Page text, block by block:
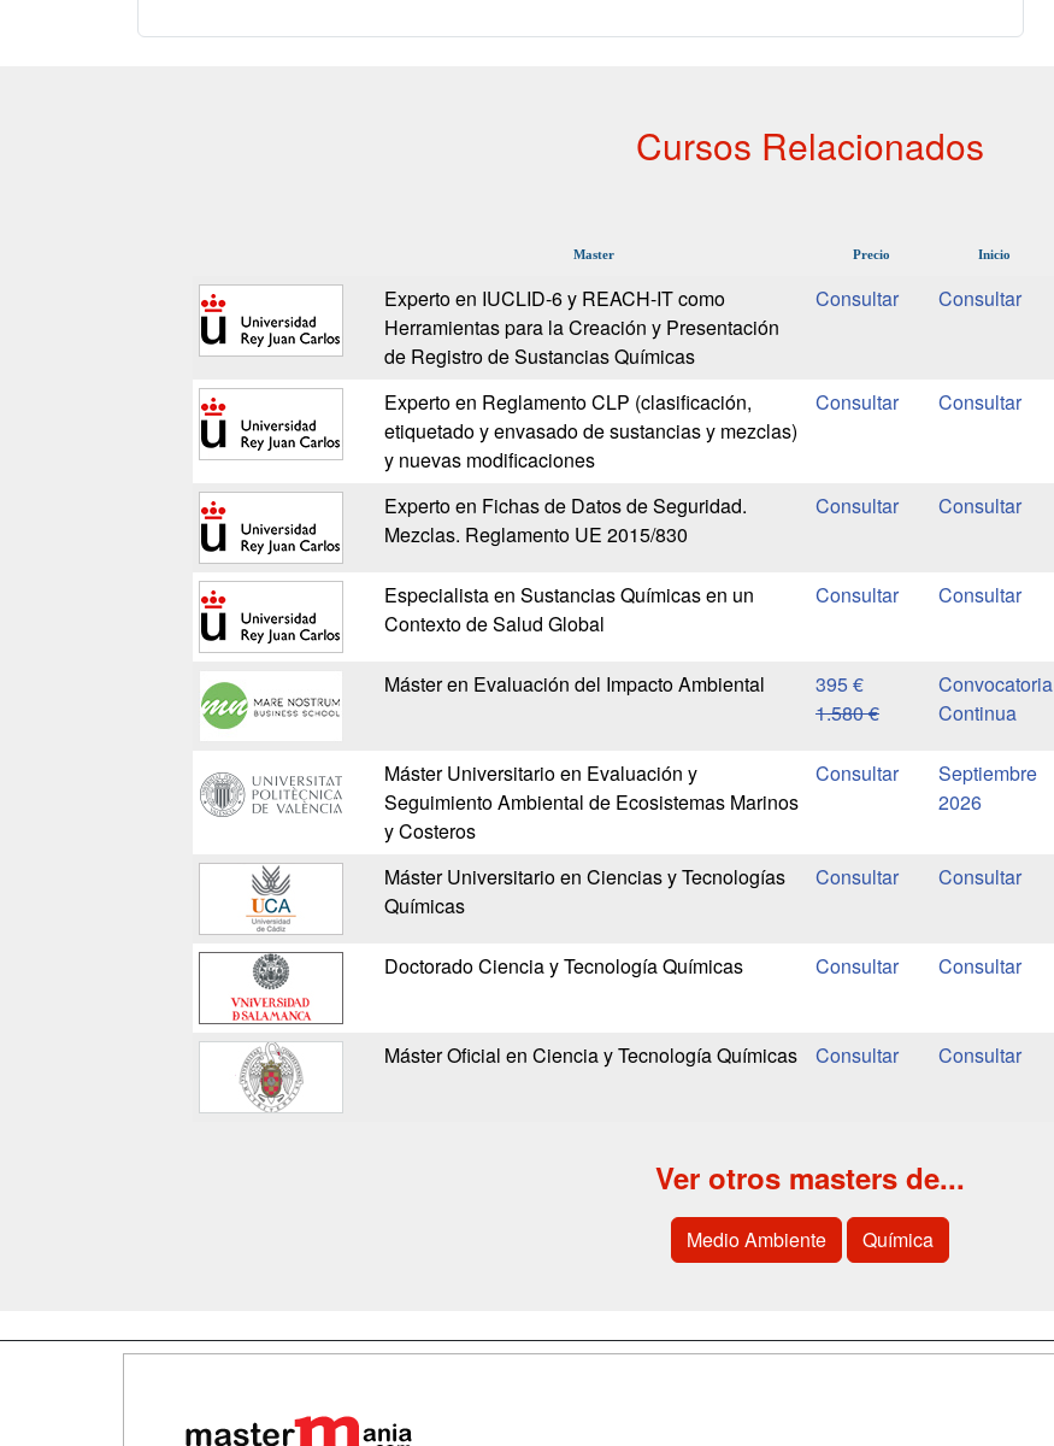
Cursos Relacionados
Master Precio Inicio
Experto en IUCLID-6 y REACH-IT como
Herramientas para la Creación y Presentación
de Registro de Sustancias Químicas
Experto en Reglamento CLP (clasificación,
etiquetado y envasado de sustancias y mezclas)
y nuevas modificaciones
Experto en Fichas de Datos de Seguridad.
Mezclas. Reglamento UE 2015/830
Especialista en Sustancias Químicas en un
Contexto de Salud Global
Máster en Evaluación del Impacto Ambiental
395 €
1.580 €
Convocatoria
Continua
Máster Universitario en Evaluación y
Seguimiento Ambiental de Ecosistemas Marinos
y Costeros
Septiembre
2026
Máster Universitario en Ciencias y Tecnologías
Químicas
Doctorado Ciencia y Tecnología Químicas
Máster Oficial en Ciencia y Tecnología Químicas
Ver otros masters de...
Medio Ambiente Química